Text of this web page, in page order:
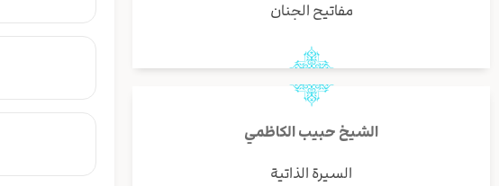
مفاتيح الجنان
الشيخ حبيب الكاظمي
السيرة الذاتية